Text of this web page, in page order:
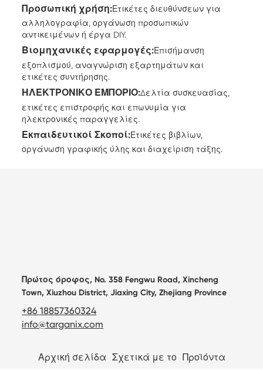
Προσωπική χρήση:Ετικέτες διευθύνσεων για
αλληλογραφία, οργάνωση προσωπικών
αντικειμένων ή έργα DIY.
Βιομηχανικές εφαρμογές:Επισήμανση
εξοπλισμού, αναγνώριση εξαρτημάτων και
ετικέτες συντήρησης.
ΗΛΕΚΤΡΟΝΙΚΟ ΕΜΠΟΡΙΟ:Δελτία συσκευασίας,
ετικέτες επιστροφής και επωνυμία για
ηλεκτρονικές παραγγελίες.
Εκπαιδευτικοί Σκοποί:Ετικέτες βιβλίων,
οργάνωση γραφικής ύλης και διαχείριση τάξης.
Πρώτος όροφος, No. 358 Fengwu Road, Xincheng
Town, Xiuzhou District, Jiaxing City, Zhejiang Province
+86 18857360324
info@targanix.com
Αρχική σελίδα Σχετικά με το Προϊόντα